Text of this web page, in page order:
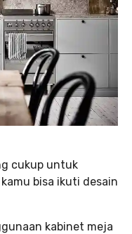
cukup untuk
bisa ikuti desain
kabinet meja